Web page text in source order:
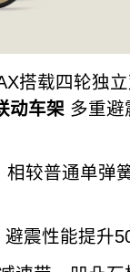
搭载四轮独
动车架 多重避
较普通单弹
避震性能提升